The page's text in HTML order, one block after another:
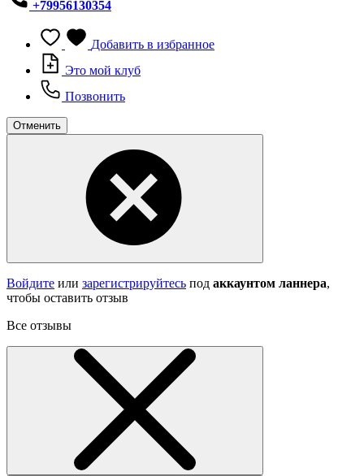
+79956130354
Добавить в избранное
Это мой клуб
Позвонить
Отменить
Войдите или зарегистрируйтесь под аккаунтом ланнера,
чтобы оставить отзыв
Все отзывы